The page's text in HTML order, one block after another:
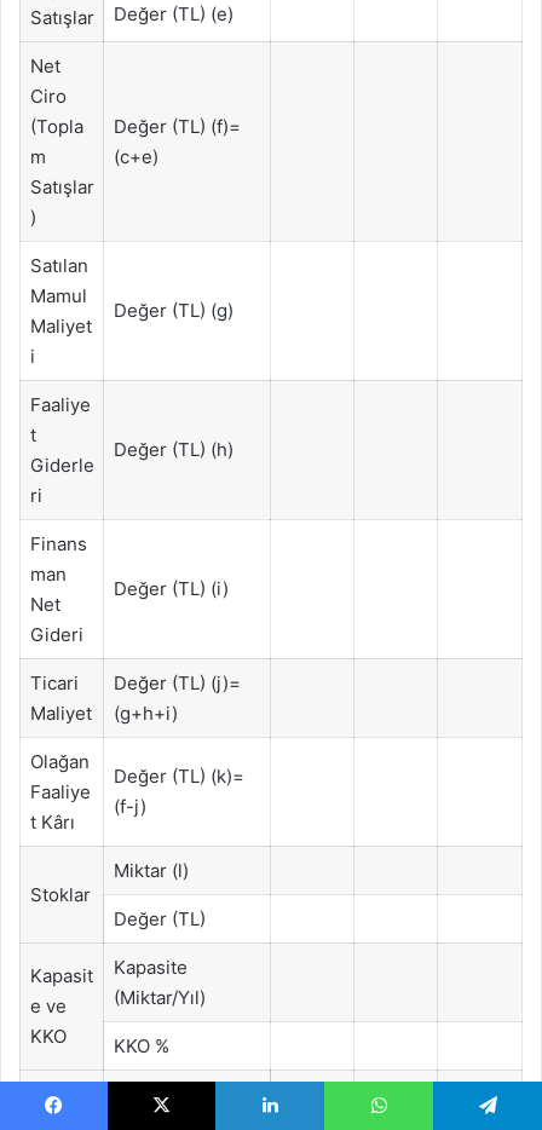
Satışlar
Değer (TL) (e)
Net
Ciro
(Topla
m
Satışlar
)
Değer (TL) (f)=
(c+e)
Satılan
Mamul
Maliyet
i
Değer (TL) (g)
Faaliye
t
Giderle
ri
Değer (TL) (h)
Finans
man
Net
Gideri
Değer (TL) (i)
Ticari
Maliyet
Değer (TL) (j)=
(g+h+i)
Olağan
Faaliye
t Kârı
Değer (TL) (k)=
(f-j)
Stoklar
Miktar (l)
Değer (TL)
Kapasit
e ve
KKO
Kapasite
(Miktar/Yıl)
KKO %
Amorti
Değer (TL)